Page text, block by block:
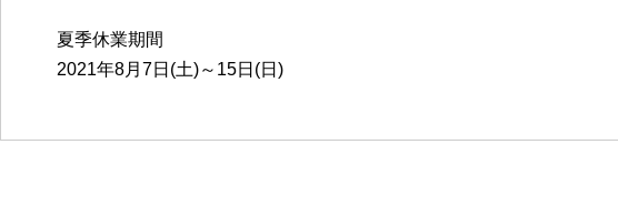
夏季休業期間
2021年8月7日(土)～15日(日)